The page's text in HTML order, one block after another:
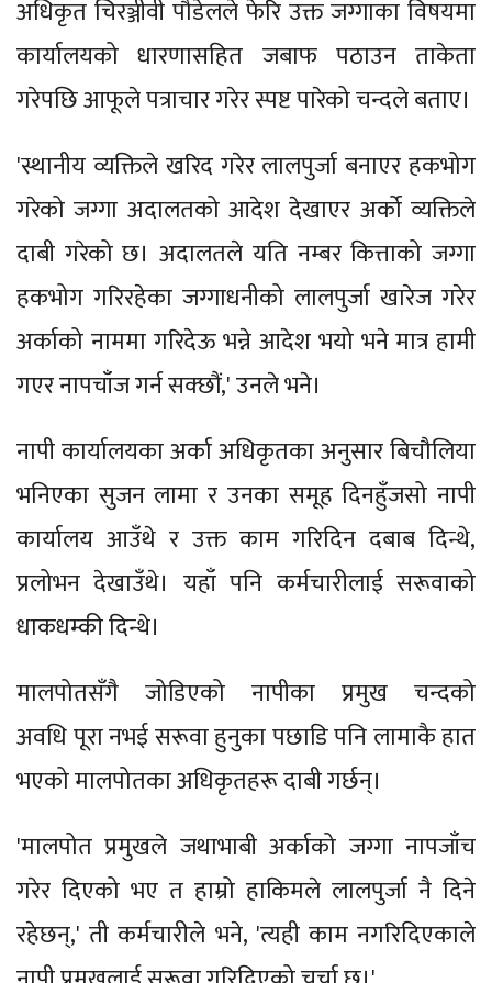
अधिकृत चिरञ्जीवी पौडेलले फेरि उक्त जग्गाका विषयमा
कार्यालयको धारणासहित जबाफ पठाउन ताकेता
गरेपछि आफूले पत्राचार गरेर स्पष्ट पारेको चन्दले बताए।
'स्थानीय व्यक्तिले खरिद गरेर लालपुर्जा बनाएर हकभोग
गरेको जग्गा अदालतको आदेश देखाएर अर्को व्यक्तिले
दाबी गरेको छ। अदालतले यति नम्बर कित्ताको जग्गा
हकभोग गरिरहेका जग्गाधनीको लालपुर्जा खारेज गरेर
अर्काको नाममा गरिदेऊ भन्ने आदेश भयो भने मात्र हामी
गएर नापचाँज गर्न सक्छौं,' उनले भने।
नापी कार्यालयका अर्का अधिकृतका अनुसार बिचौलिया
भनिएका सुजन लामा र उनका समूह दिनहुँजसो नापी
कार्यालय आउँथे र उक्त काम गरिदिन दबाब दिन्थे,
प्रलोभन देखाउँथे। यहाँ पनि कर्मचारीलाई सरूवाको
धाकधम्की दिन्थे।
मालपोतसँगै जोडिएको नापीका प्रमुख चन्दको
अवधि पूरा नभई सरूवा हुनुका पछाडि पनि लामाकै हात
भएको मालपोतका अधिकृतहरू दाबी गर्छन्।
'मालपोत प्रमुखले जथाभाबी अर्काको जग्गा नापजाँच
गरेर दिएको भए त हाम्रो हाकिमले लालपुर्जा नै दिने
रहेछन्,' ती कर्मचारीले भने, 'त्यही काम नगरिदिएकाले